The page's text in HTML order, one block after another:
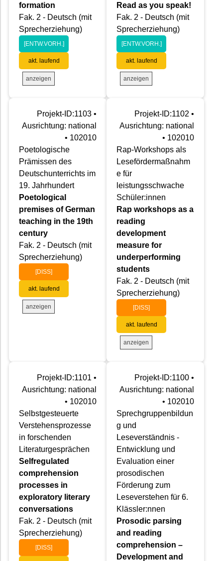
formation
Fak. 2 - Deutsch (mit
Sprecherziehung)
[ENTW.VORH.]
akt. laufend
anzeigen
Read as you speak!
Fak. 2 - Deutsch (mit
Sprecherziehung)
[ENTW.VORH.]
akt. laufend
anzeigen
Projekt-ID:1103 •
Ausrichtung: national
• 102010
Poetologische
Prämissen des
Deutschunterrichts im
19. Jahrhundert
Poetological
premises of German
teaching in the 19th
century
Fak. 2 - Deutsch (mit
Sprecherziehung)
[DISS]
akt. laufend
anzeigen
Projekt-ID:1102 •
Ausrichtung: national
• 102010
Rap-Workshops als
Lesefördermaßnahm
e für
leistungsschwache
Schüler:innen
Rap workshops as a
reading
development
measure for
underperforming
students
Fak. 2 - Deutsch (mit
Sprecherziehung)
[DISS]
akt. laufend
anzeigen
Projekt-ID:1101 •
Ausrichtung: national
• 102010
Selbstgesteuerte
Verstehensprozesse
in forschenden
Literaturgesprächen
Selfregulated
comprehension
processes in
exploratory literary
conversations
Fak. 2 - Deutsch (mit
Sprecherziehung)
[DISS]
Projekt-ID:1100 •
Ausrichtung: national
• 102010
Sprechgruppenbildun
g und
Leseverständnis -
Entwicklung und
Evaluation einer
prosodischen
Förderung zum
Leseverstehen für 6.
Klässler:nnen
Prosodic parsing
and reading
comprehension –
Development and